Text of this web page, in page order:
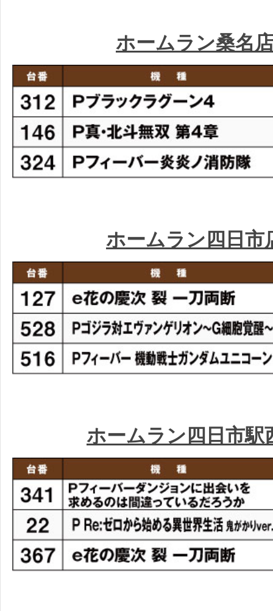
ホームラン桑名
ホームラン四日市
ホームラン四日市駅